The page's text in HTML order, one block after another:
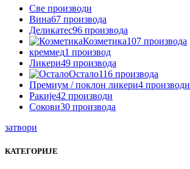
Све производи
Вина67 производа
Деликатес96 производа
Козметика107 производа
креммед1 производ
Ликери49 производа
Остало116 производа
Премиум / поклон ликери4 производи
Ракије42 производи
Сокови30 производа
затвори
КАТЕГОРИЈЕ